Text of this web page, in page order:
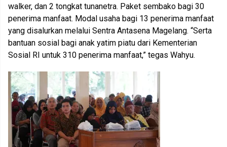
walker, dan 2 tongkat tunanetra. Paket sembako bagi 30
penerima manfaat. Modal usaha bagi 13 penerima manfaat
yang disalurkan melalui Sentra Antasena Magelang. “Serta
bantuan sosial bagi anak yatim piatu dari Kementerian
Sosial RI untuk 310 penerima manfaat,” tegas Wahyu.